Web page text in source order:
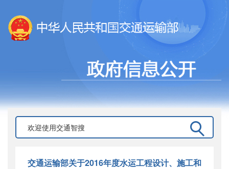
交通运输部关于2016年度水运工程设计、施工和